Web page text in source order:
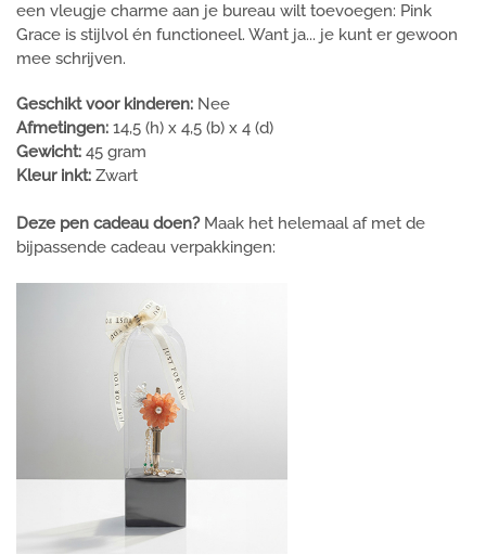
een vleugje charme aan je bureau wilt toevoegen: Pink
Grace is stijlvol én functioneel. Want ja... je kunt er gewoon
mee schrijven.
Geschikt voor kinderen: Nee
Afmetingen: 14,5 (h) x 4,5 (b) x 4 (d)
Gewicht: 45 gram
Kleur inkt: Zwart
Deze pen cadeau doen?Maak het helemaal af met de
bijpassende cadeau verpakkingen: